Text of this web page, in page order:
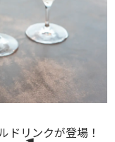
ドリンクが登場！